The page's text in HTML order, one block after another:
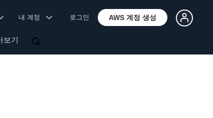
내 계정 로그인 AWS 계정 생성
보기